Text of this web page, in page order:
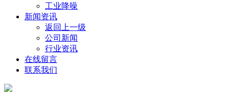
工业降噪
新闻资讯
返回上一级
公司新闻
行业资讯
在线留言
联系我们